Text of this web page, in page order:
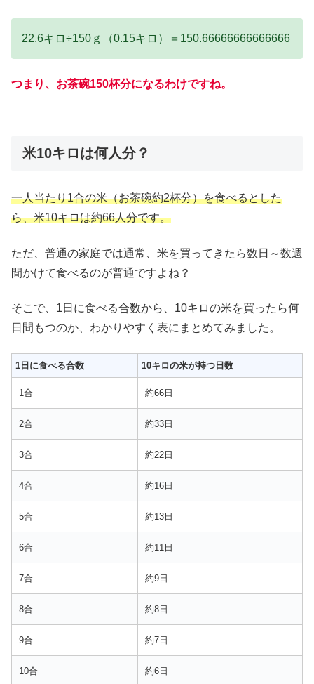
22.6キロ÷150ｇ（0.15キロ）＝150.66666666666666
つまり、お茶碗150杯分になるわけですね。
米10キロは何人分？
一人当たり1合の米（お茶碗約2杯分）を食べるとした
ら、米10キロは約66人分です。
ただ、普通の家庭では通常、米を買ってきたら数日～数週
間かけて食べるのが普通ですよね？
そこで、1日に食べる合数から、10キロの米を買ったら何
日間もつのか、わかりやすく表にまとめてみました。
1日に食べる合数 10キロの米が持つ日数
1合 約66日
2合 約33日
3合 約22日
4合 約16日
5合 約13日
6合 約11日
7合 約9日
8合 約8日
9合 約7日
10合 約6日